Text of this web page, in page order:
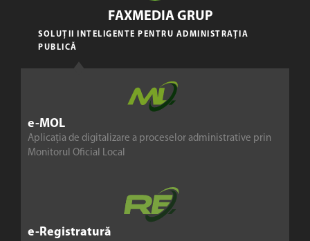
e-MOL
Aplicația de digitalizare a proceselor administrative prin
Monitorul Oficial Local
e-Registratură
FAXMEDIA GRUP
SOLUȚII INTELIGENTE PENTRU ADMINISTRAȚIA
PUBLICĂ